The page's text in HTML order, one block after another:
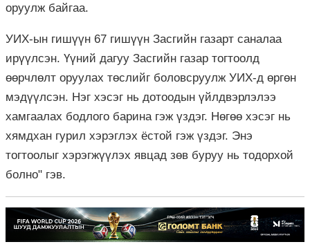
оруулж байгаа.
УИХ-ын гишүүн 67 гишүүн Засгийн газарт саналаа
ирүүлсэн. Үүний дагуу Засгийн газар тогтоолд
өөрчлөлт оруулах төслийг боловсруулж УИХ-д өргөн
мэдүүлсэн. Нэг хэсэг нь дотоодын үйлдвэрлэлээ
хамгаалах бодлого барина гэж үздэг. Нөгөө хэсэг нь
хямдхан гурил хэрэглэх ёстой гэж үздэг. Энэ
тогтоолыг хэрэгжүүлэх явцад зөв буруу нь тодорхой
болно" гэв.